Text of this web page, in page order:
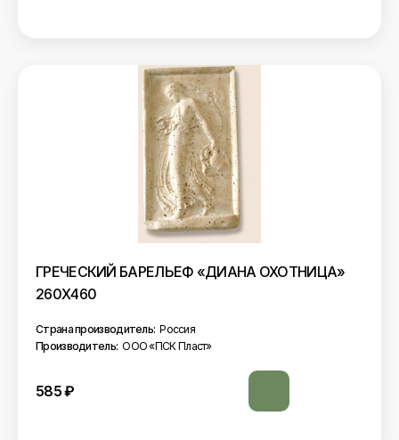
ГРЕЧЕСКИЙ БАРЕЛЬЕФ «ДИАНА ОХОТНИЦА»
260Х460
Страна производитель: Россия
Производитель: ООО «ПСК Пласт»
585₽